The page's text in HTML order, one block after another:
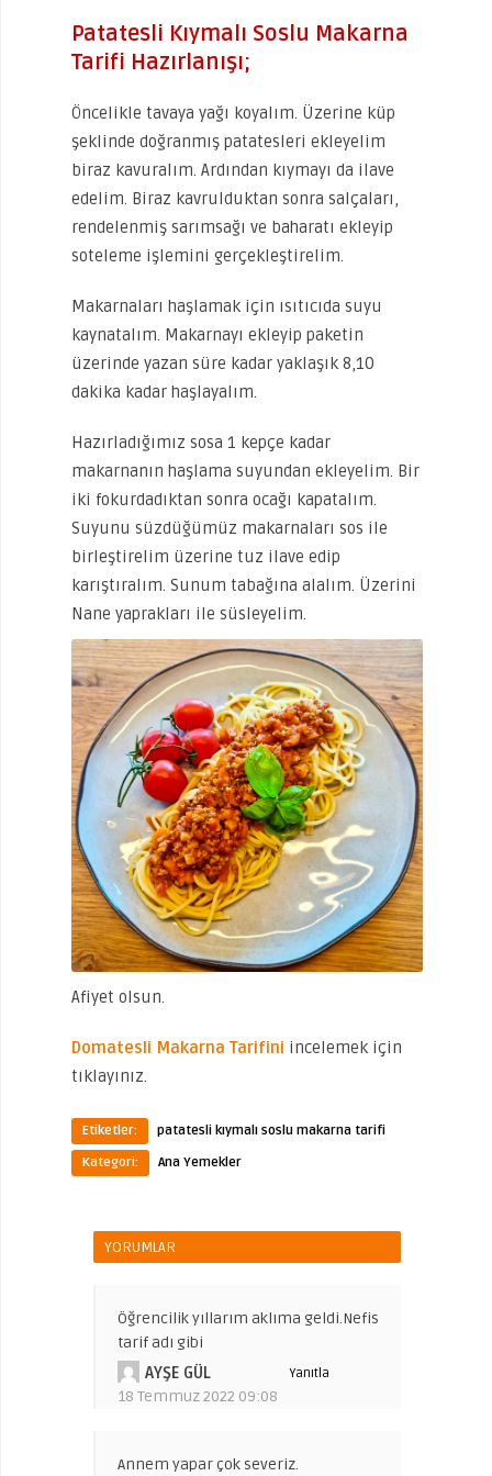
Patatesli Kıymalı Soslu Makarna
Tarifi Hazırlanışı;
Öncelikle tavaya yağı koyalım. Üzerine küp
şeklinde doğranmış patatesleri ekleyelim
biraz kavuralım. Ardından kıymayı da ilave
edelim. Biraz kavrulduktan sonra salçaları,
rendelenmiş sarımsağı ve baharatı ekleyip
soteleme işlemini gerçekleştirelim.
Makarnaları haşlamak için ısıtıcıda suyu
kaynatalım. Makarnayı ekleyip paketin
üzerinde yazan süre kadar yaklaşık 8,10
dakika kadar haşlayalım.
Hazırladığımız sosa 1 kepçe kadar
makarnanın haşlama suyundan ekleyelim. Bir
iki fokurdadıktan sonra ocağı kapatalım.
Suyunu süzdüğümüz makarnaları sos ile
birleştirelim üzerine tuz ilave edip
karıştıralım. Sunum tabağına alalım. Üzerini
Nane yaprakları ile süsleyelim.
Afiyet olsun.
Domatesli Makarna Tarifini incelemek için
tıklayınız.
Etiketler:
patatesli kıymalı soslu makarna tarifi
Kategori:
Ana Yemekler
YORUMLAR
Öğrencilik yıllarım aklıma geldi.Nefis
tarif adı gibi
AYŞE GÜL
18 Temmuz 2022 09:08
Yanıtla
Annem yapar çok severiz.